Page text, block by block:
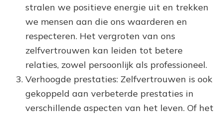
stralen we positieve energie uit en trekken
we mensen aan die ons waarderen en
respecteren. Het vergroten van ons
zelfvertrouwen kan leiden tot betere
relaties, zowel persoonlijk als professioneel.
Verhoogde prestaties: Zelfvertrouwen is ook
gekoppeld aan verbeterde prestaties in
verschillende aspecten van het leven. Of het